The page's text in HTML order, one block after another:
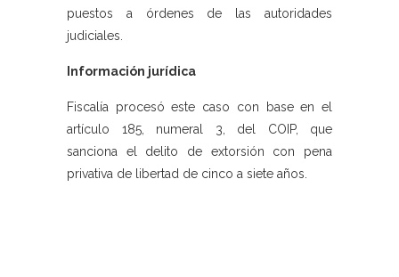
puestos a órdenes de las autoridades
judiciales.
Información jurídica
Fiscalía procesó este caso con base en el
artículo 185, numeral 3, del COIP, que
sanciona el delito de extorsión con pena
privativa de libertad de cinco a siete años.